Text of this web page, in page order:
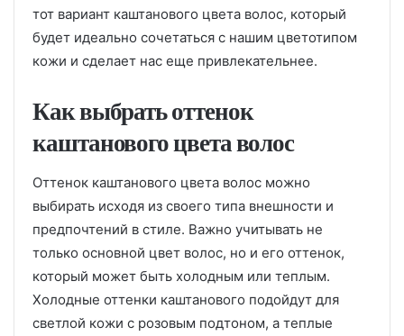
тот вариант каштанового цвета волос, который
будет идеально сочетаться с нашим цветотипом
кожи и сделает нас еще привлекательнее.
Как выбрать оттенок
каштанового цвета волос
Оттенок каштанового цвета волос можно
выбирать исходя из своего типа внешности и
предпочтений в стиле. Важно учитывать не
только основной цвет волос, но и его оттенок,
который может быть холодным или теплым.
Холодные оттенки каштанового подойдут для
светлой кожи с розовым подтоном, а теплые